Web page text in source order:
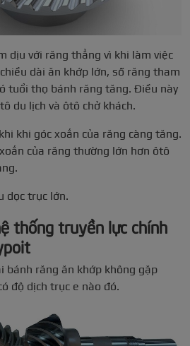
dịu với răng thẳng vì khi làm việc
dài ăn khớp lớn, số răng tham
tuổi thọ bánh răng tăng. Điều này
du lịch và ôtô chở khách.
khi góc xoắn của răng càng tăng.
của răng thường lớn hơn ôtô
dọc trục lớn.
thống truyền lực chính
bánh răng ăn khớp không gặp
độ dịch trục e nào đó.